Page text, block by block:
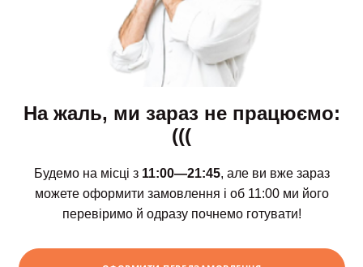
Щодня з 11:00 до 21:45
На жаль, ми зараз не працюємо:
(((
Будемо на місці з 11:00—21:45, але ви вже зараз
можете оформити замовлення і об 11:00 ми його
перевіримо й одразу почнемо готувати!